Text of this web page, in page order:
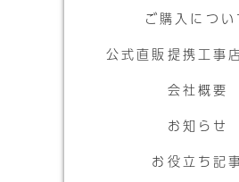
ご購入につい
公式直販提携工事
会社概要
お知らせ
お役立ち記